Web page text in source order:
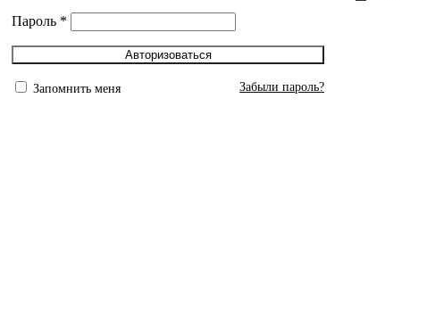
Пароль *
Авторизоваться
Забыли пароль?
Запомнить меня